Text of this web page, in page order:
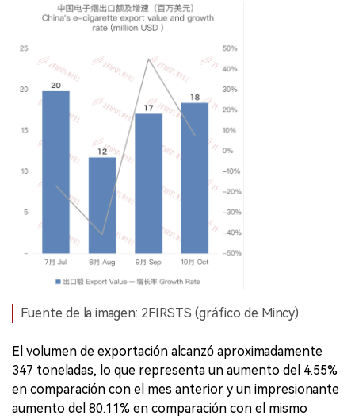
Fuente de la imagen: 2FIRSTS (gráfico de Mincy)
El volumen de exportación alcanzó aproximadamente
347 toneladas, lo que representa un aumento del 4.55%
en comparación con el mes anterior y un impresionante
aumento del 80.11% en comparación con el mismo